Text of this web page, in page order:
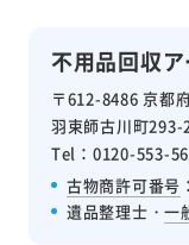
不用品回収
〒612-8486 京都
羽束師古川町293-
Tel：0120-553-
古物商許可番号
遺品整理士・一